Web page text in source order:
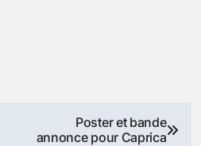
Poster et bande
annonce pour Caprica